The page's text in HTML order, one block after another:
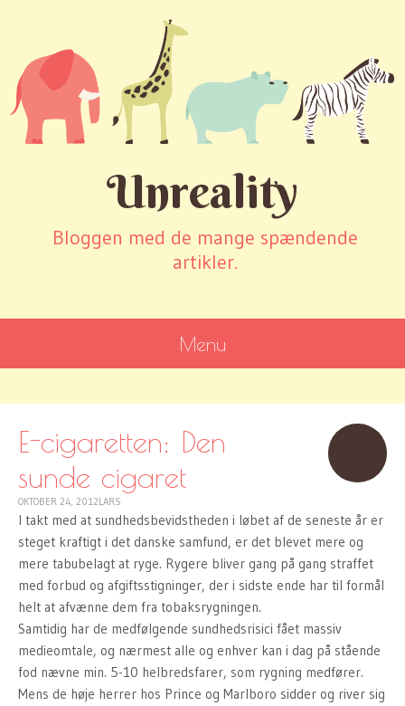
Unreality
Bloggen med de mange spændende
artikler.
Menu
CONTENT
E-cigaretten: Den
sunde cigaret
OKTOBER 24, 2012LARS
I takt med at sundhedsbevidstheden i løbet af de seneste år er
steget kraftigt i det danske samfund, er det blevet mere og
mere tabubelagt at ryge. Rygere bliver gang på gang straffet
med forbud og afgiftsstigninger, der i sidste ende har til formål
helt at afvænne dem fra tobaksrygningen.
Samtidig har de medfølgende sundhedsrisici fået massiv
medieomtale, og nærmest alle og enhver kan i dag på stående
fod nævne min. 5-10 helbredsfarer, som rygning medfører.
Mens de høje herrer hos Prince og Marlboro sidder og river sig